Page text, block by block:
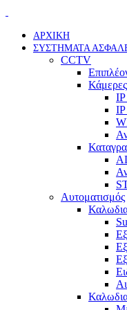
ΑΡΧΙΚΗ
ΣΥΣΤΗΜΑΤΑ
CCTV
Κάμερες
Αυτοματισμός